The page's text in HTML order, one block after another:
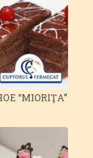
“MIORIŢA”